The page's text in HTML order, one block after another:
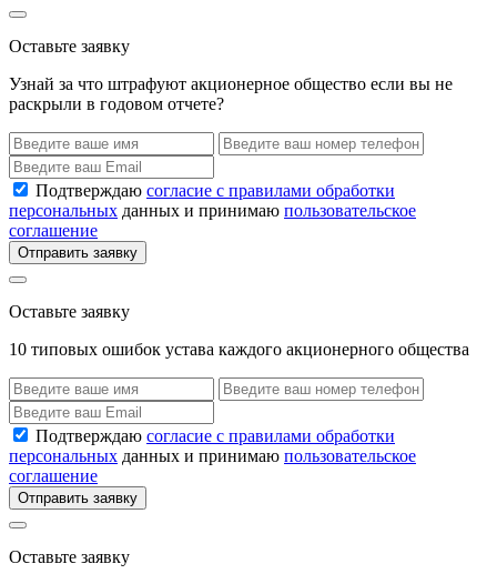
Оставьте заявку
Узнай за что штрафуют акционерное общество если вы не
раскрыли в годовом отчете?
Подтверждаю согласие с правилами обработки
персональных данных и принимаю пользовательское
соглашение
Отправить заявку
Оставьте заявку
10 типовых ошибок устава каждого акционерного общества
Подтверждаю согласие с правилами обработки
персональных данных и принимаю пользовательское
соглашение
Отправить заявку
Оставьте заявку